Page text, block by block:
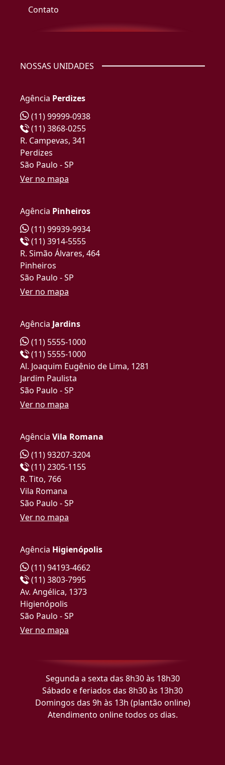
Contato
NOSSAS UNIDADES
Agência Perdizes
(11) 99999-0938
(11) 3868-0255
R. Campevas, 341
Perdizes
São Paulo - SP
Ver no mapa
Agência Pinheiros
(11) 99939-9934
(11) 3914-5555
R. Simão Álvares, 464
Pinheiros
São Paulo - SP
Ver no mapa
Agência Jardins
(11) 5555-1000
(11) 5555-1000
Al. Joaquim Eugênio de Lima, 1281
Jardim Paulista
São Paulo - SP
Ver no mapa
Agência Vila Romana
(11) 93207-3204
(11) 2305-1155
R. Tito, 766
Vila Romana
São Paulo - SP
Ver no mapa
Agência Higienópolis
(11) 94193-4662
(11) 3803-7995
Av. Angélica, 1373
Higienópolis
São Paulo - SP
Ver no mapa
Segunda a sexta das 8h30 às 18h30
Sábado e feriados das 8h30 às 13h30
Domingos das 9h às 13h (plantão online)
Atendimento online todos os dias.